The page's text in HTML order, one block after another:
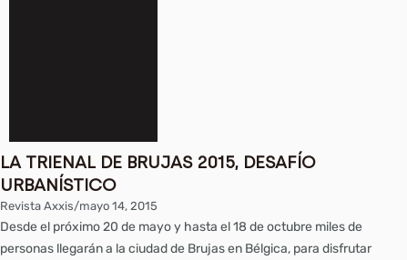
LA TRIENAL DE BRUJAS 2015, DESAFÍO
URBANÍSTICO
Revista Axxis/mayo 14, 2015
Desde el próximo 20 de mayo y hasta el 18 de octubre miles de
personas llegarán a la ciudad de Brujas en Bélgica, para disfrutar